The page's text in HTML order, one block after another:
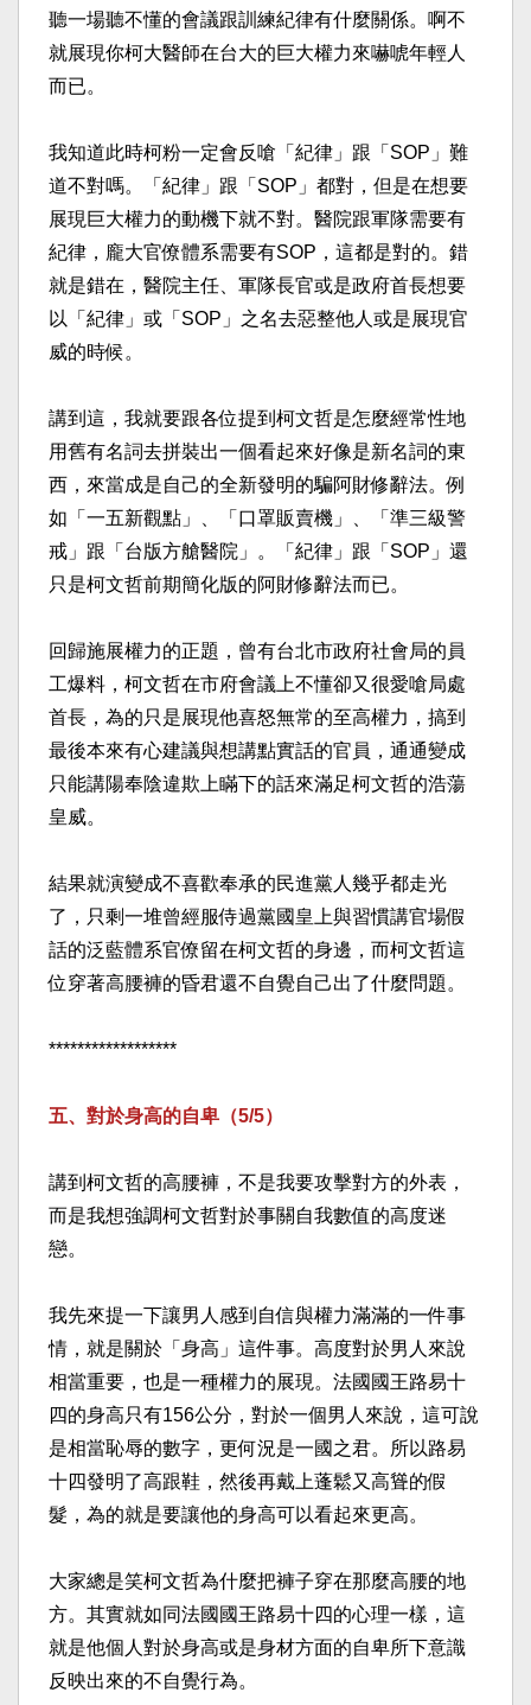
聽一場聽不懂的會議跟訓練紀律有什麼關係。啊不
就展現你柯大醫師在台大的巨大權力來嚇唬年輕人
而已。​
我知道此時柯粉一定會反嗆「紀律」跟「SOP」難
道不對嗎。「紀律」跟「SOP」都對，但是在想要
展現巨大權力的動機下就不對。醫院跟軍隊需要有
紀律，龐大官僚體系需要有SOP，這都是對的。錯
就是錯在，醫院主任、軍隊長官或是政府首長想要
以「紀律」或「SOP」之名去惡整他人或是展現官
威的時候。​
講到這，我就要跟各位提到柯文哲是怎麼經常性地
用舊有名詞去拼裝出一個看起來好像是新名詞的東
西，來當成是自己的全新發明的騙阿財修辭法。例
如「一五新觀點」、「口罩販賣機」、「準三級警
戒」跟「台版方艙醫院」。「紀律」跟「SOP」還
只是柯文哲前期簡化版的阿財修辭法而已。​
回歸施展權力的正題，曾有台北市政府社會局的員
工爆料，柯文哲在市府會議上不懂卻又很愛嗆局處
首長，為的只是展現他喜怒無常的至高權力，搞到
最後本來有心建議與想講點實話的官員，通通變成
只能講陽奉陰違欺上瞞下的話來滿足柯文哲的浩蕩
皇威。​
結果就演變成不喜歡奉承的民進黨人幾乎都走光
了，只剩一堆曾經服侍過黨國皇上與習慣講官場假
話的泛藍體系官僚留在柯文哲的身邊，而柯文哲這
位穿著高腰褲的昏君還不自覺自己出了什麼問題。​
******************​
五、對於身高的自卑（5/5）​
講到柯文哲的高腰褲，不是我要攻擊對方的外表，
而是我想強調柯文哲對於事關自我數值的高度迷
戀。​
我先來提一下讓男人感到自信與權力滿滿的一件事
情，就是關於「身高」這件事。高度對於男人來說
相當重要，也是一種權力的展現。法國國王路易十
四的身高只有156公分，對於一個男人來說，這可說
是相當恥辱的數字，更何況是一國之君。所以路易
十四發明了高跟鞋，然後再戴上蓬鬆又高聳的假
髮，為的就是要讓他的身高可以看起來更高。​
大家總是笑柯文哲為什麼把褲子穿在那麼高腰的地
方。其實就如同法國國王路易十四的心理一樣，這
就是他個人對於身高或是身材方面的自卑所下意識
反映出來的不自覺行為。​